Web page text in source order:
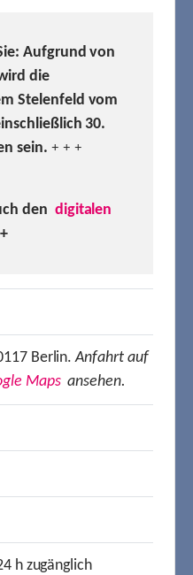
Aufgrund von
die
Stelenfeld vom
30.
sein. + + +
den digitalen
Berlin.Anfahrt auf
Mapsansehen.
h zugänglich